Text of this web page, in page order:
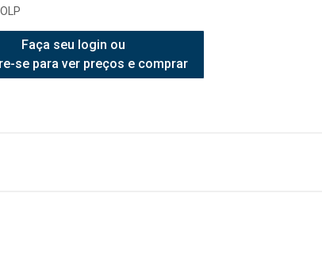
OLP
Faça seu login ou
se para ver preços e comprar